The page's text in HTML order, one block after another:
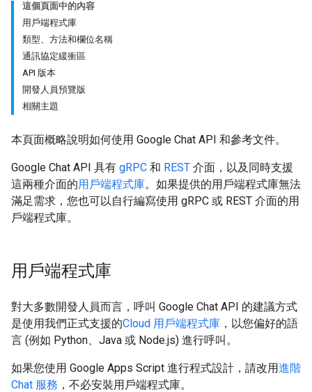
這個頁面中的內容
用戶端程式庫
類型、方法和欄位名稱
通訊協定緩衝區
API 版本
開發人員預覽版
相關主題
本頁面概略說明如何使用 Google Chat API 和參考文件。
Google Chat API 具有 gRPC 和 REST 介面，以及同時支援
這兩種介面的用戶端程式庫。如果提供的用戶端程式庫無法
滿足需求，您也可以自行編寫使用 gRPC 或 REST 介面的用
戶端程式庫。
用戶端程式庫
對大多數開發人員而言，呼叫 Google Chat API 的建議方式
是使用我們正式支援的Cloud 用戶端程式庫 ，以您偏好的語
言 (例如 Python、Java 或 Node.js) 進行呼叫。
如果您使用 Google Apps Script 進行程式設計，請改用進階
Chat 服務 ，不必安裝用戶端程式庫。